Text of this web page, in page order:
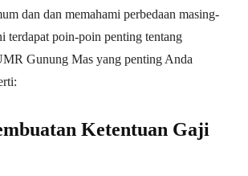
dan dan memahami perbedaan masing-
terdapat poin-poin penting tentang
Gunung Mas yang penting Anda
Ketentuan Gaji